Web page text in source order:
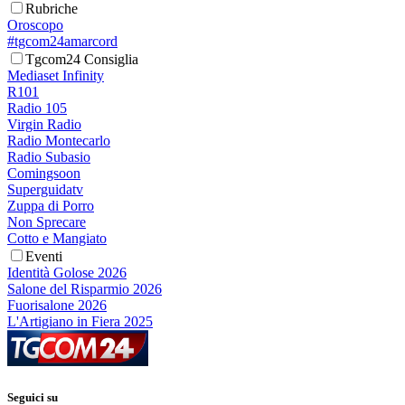
Rubriche
Oroscopo
#tgcom24amarcord
Tgcom24 Consiglia
Mediaset Infinity
R101
Radio 105
Virgin Radio
Radio Montecarlo
Radio Subasio
Comingsoon
Superguidatv
Zuppa di Porro
Non Sprecare
Cotto e Mangiato
Eventi
Identità Golose 2026
Salone del Risparmio 2026
Fuorisalone 2026
L'Artigiano in Fiera 2025
Seguici su